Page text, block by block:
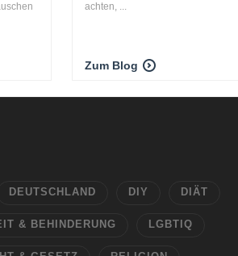
achten, ...
Zum Blog
DEUTSCHLAND DIY DIÄT
& BEHINDERUNG LGBTIQ